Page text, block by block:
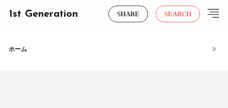
1st Generation SHARE SEARCH
ホーム